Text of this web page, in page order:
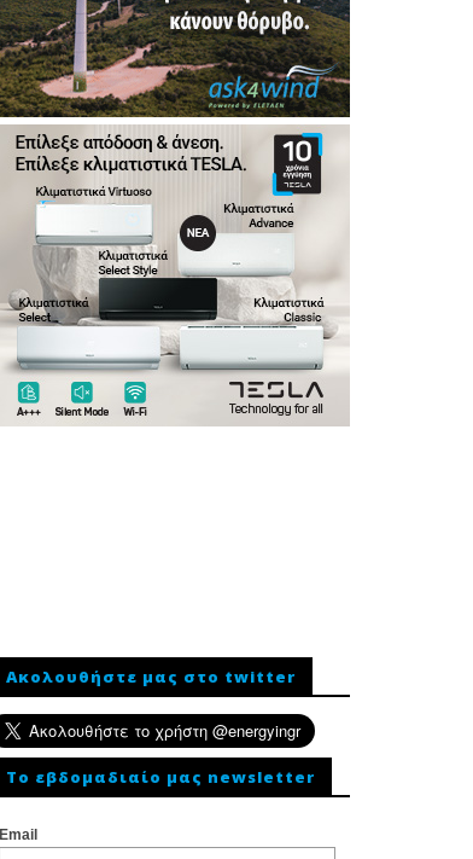
Ακολουθήστε μας στο twitter
To εβδομαδιαίο μας newsletter
Email